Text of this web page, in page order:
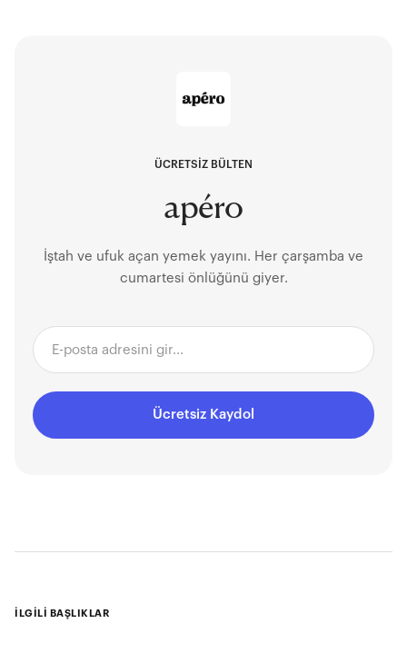
ÜCRETSİZ BÜLTEN
apéro
İştah ve ufuk açan yemek yayını. Her çarşamba ve
cumartesi önlüğünü giyer.
Ücretsiz Kaydol
İLGİLİ BAŞLIKLAR